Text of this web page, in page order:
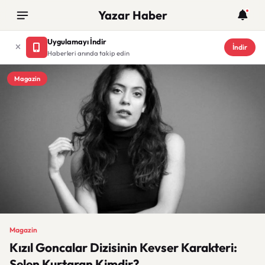
Yazar Haber
Uygulamayı İndir
Haberleri anında takip edin
İndir
Magazin
Magazin
Kızıl Goncalar Dizisinin Kevser Karakteri: